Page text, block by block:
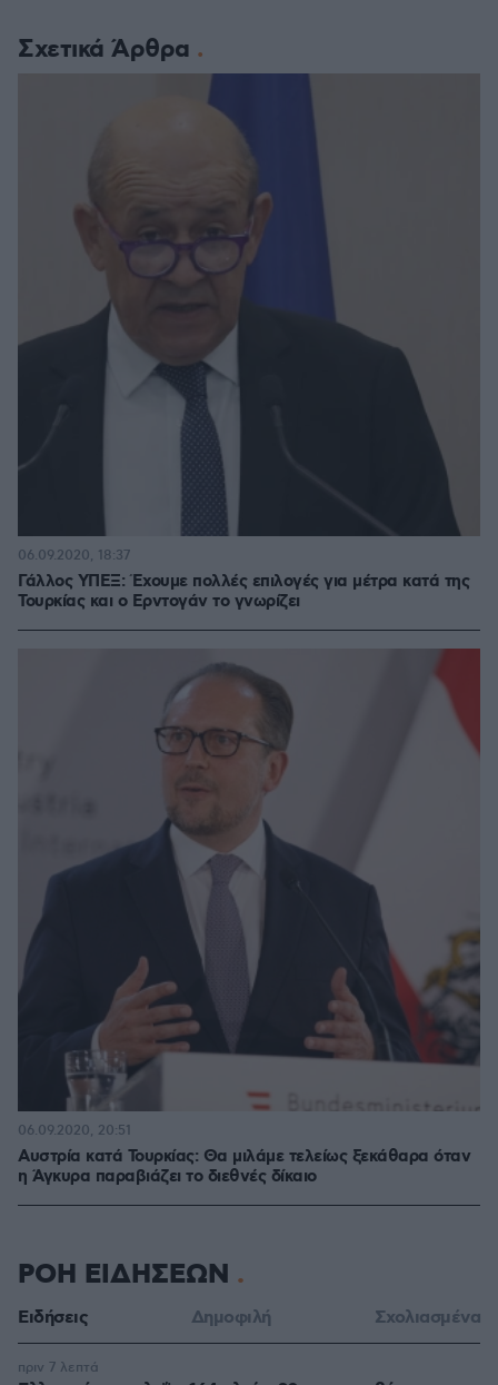
Σχετικά Άρθρα
Γάλλος ΥΠΕΞ: Έχουμε πολλές επιλογές για μέτρα κατά της
Τουρκίας και ο Ερντογάν το γνωρίζει
06.09.2020, 18:37
Αυστρία κατά Τουρκίας: Θα μιλάμε τελείως ξεκάθαρα όταν
η Άγκυρα παραβιάζει το διεθνές δίκαιο
06.09.2020, 20:51
ΡΟΗ ΕΙΔΗΣΕΩΝ
Ειδήσεις Δημοφιλή Σχολιασμένα
πριν 7 λεπτά